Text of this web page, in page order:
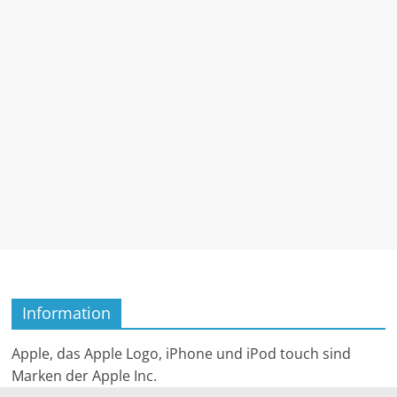
Information
Apple, das Apple Logo, iPhone und iPod touch sind
Marken der Apple Inc.